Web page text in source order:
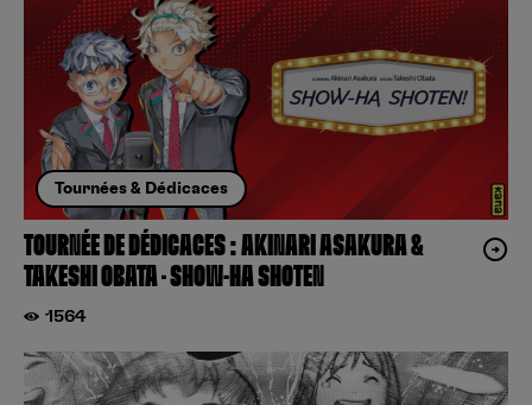
Tournées & Dédicaces
TOURNÉE DE DÉDICACES : AKINARI ASAKURA &
TAKESHI OBATA – SHOW-HA SHOTEN
1564